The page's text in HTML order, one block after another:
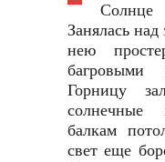
Занялась
нею
багровыми
Горницу
балкам
свет еще